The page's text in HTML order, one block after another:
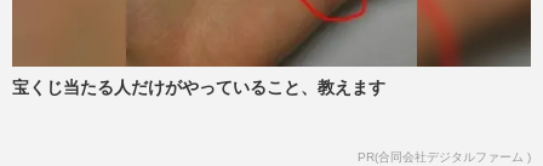
宝くじ当たる人だけがやっていること、教えます
PR(合同会社デジタルファーム )